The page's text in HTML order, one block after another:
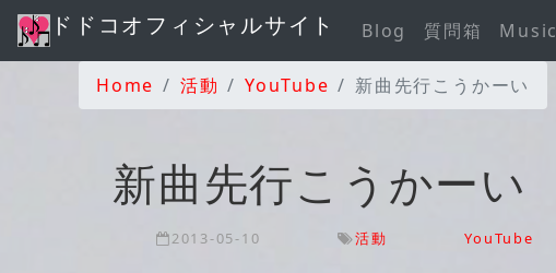
ドドコオフィシャルサイト Blog 質問箱 Music
Home 活動 YouTube 新曲先行こうかーい
新曲先行こうかーい
2013-05-10 活動 YouTube